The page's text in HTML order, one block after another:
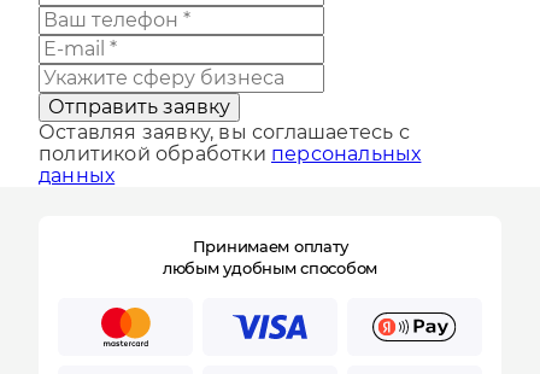
Отправить заявку
Оставляя заявку, вы соглашаетесь с
политикой обработки
Принимаем оплату